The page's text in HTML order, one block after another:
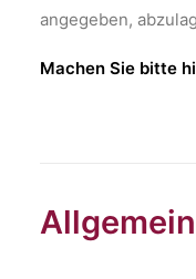
angegeben,
Machen Sie bitte